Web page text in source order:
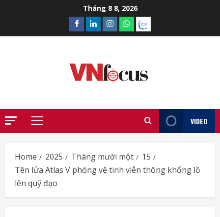
Tháng 8 8, 2026
Facebook
LinkedinInstagram
What’sapp
Zalo
Primary
VIDEO
Home 2025 Tháng mười một
15
Tên lửa Atlas V phóng vệ tinh viễn thông khổng lồ
lên quỹ đạo